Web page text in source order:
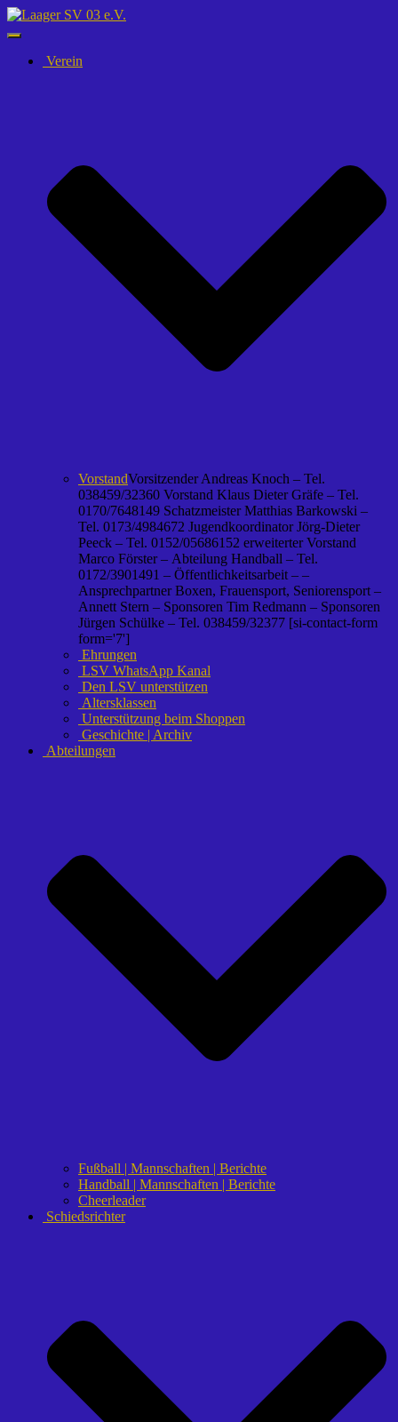
Navigation
umschalten
Verein
VorstandVorsitzender Andreas Knoch – Tel.
038459/32360 Vorstand Klaus Dieter Gräfe – Tel.
0170/7648149 Schatzmeister Matthias Barkowski –
Tel. 0173/4984672 Jugendkoordinator Jörg-Dieter
Peeck – Tel. 0152/05686152 erweiterter Vorstand
Marco Förster – Abteilung Handball – Tel.
0172/3901491 – Öffentlichkeitsarbeit – –
Ansprechpartner Boxen, Frauensport, Seniorensport –
Annett Stern – Sponsoren Tim Redmann – Sponsoren
Jürgen Schülke – Tel. 038459/32377 [si-contact-form
form='7']
Ehrungen
LSV WhatsApp Kanal
Den LSV unterstützen
Altersklassen
Unterstützung beim Shoppen
Geschichte | Archiv
Abteilungen
Fußball | Mannschaften | Berichte
Handball | Mannschaften | Berichte
Cheerleader
Schiedsrichter